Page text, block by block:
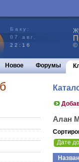
Баку:
07 авг.
22:16
©
Новое Форумы
Алан
Дате